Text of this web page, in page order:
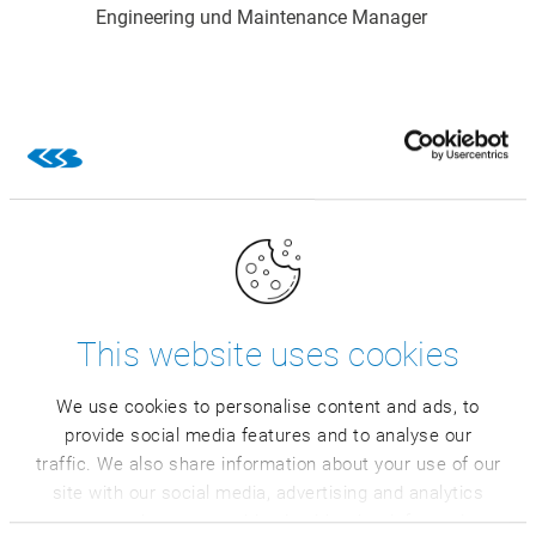
This website uses cookies
We use cookies to personalise content and ads, to
provide social media features and to analyse our
traffic. We also share information about your use of our
site with our social media, advertising and analytics
partners who may combine it with other information
Engineering und Maintenance Manager
unserem Kunden Industrias Cárnicas Loriente Piqueras
Video ansehen
CSB KI-Assistent Cesy